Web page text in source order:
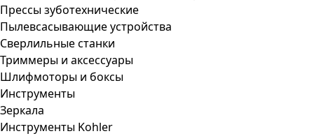
Прессы зуботехнические
Пылевсасывающие устройства
Сверлильные станки
Триммеры и аксессуары
Шлифмоторы и боксы
Инструменты
Зеркала
Инструменты Kohler